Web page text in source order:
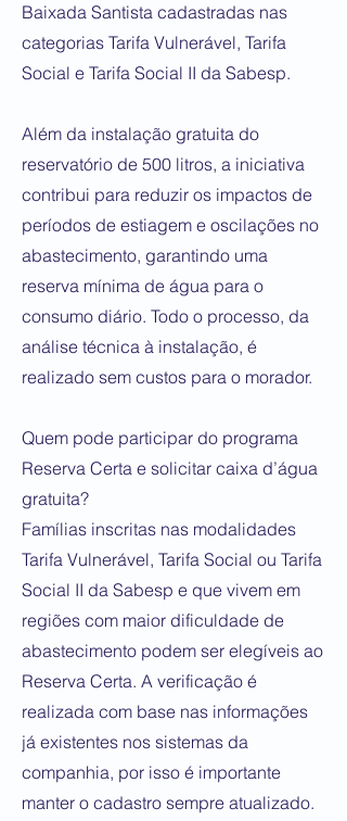
Baixada Santista cadastradas nas
categorias Tarifa Vulnerável, Tarifa
Social e Tarifa Social II da Sabesp.
Além da instalação gratuita do
reservatório de 500 litros, a iniciativa
contribui para reduzir os impactos de
períodos de estiagem e oscilações no
abastecimento, garantindo uma
reserva mínima de água para o
consumo diário. Todo o processo, da
análise técnica à instalação, é
realizado sem custos para o morador.
Quem pode participar do programa
Reserva Certa e solicitar caixa d’água
gratuita?
Famílias inscritas nas modalidades
Tarifa Vulnerável, Tarifa Social ou Tarifa
Social II da Sabesp e que vivem em
regiões com maior dificuldade de
abastecimento podem ser elegíveis ao
Reserva Certa. A verificação é
realizada com base nas informações
já existentes nos sistemas da
companhia, por isso é importante
manter o cadastro sempre atualizado.